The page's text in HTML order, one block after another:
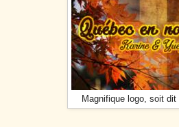
Magnifique logo, soit dit